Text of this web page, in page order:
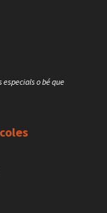
o bé que